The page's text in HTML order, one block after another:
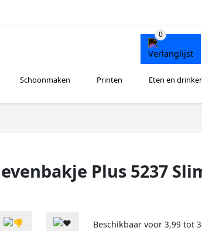
Schoonmaken Printen Eten en
Plus 5237
Beschikbaar voor 3,99 tot